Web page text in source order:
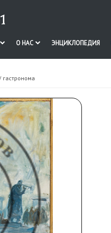
О НАС ЭНЦИКЛОПЕДИЯ
гастронома